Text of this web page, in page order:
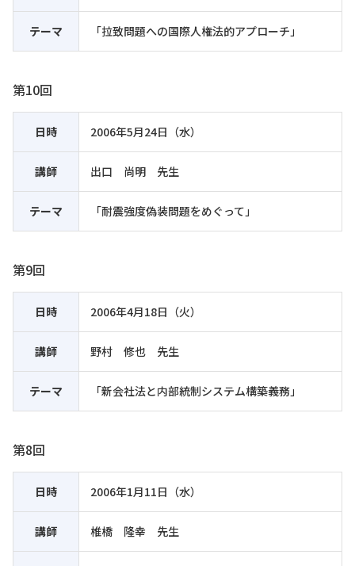
テーマ 「拉致問題への国際人権法的アプローチ」
第10回
日時 2006年5月24日（水）
講師 出口 尚明 先生
テーマ 「耐震強度偽装問題をめぐって」
第9回
日時 2006年4月18日（火）
講師 野村 修也 先生
テーマ 「新会社法と内部統制システム構築義務」
第8回
日時 2006年1月11日（水）
講師 椎橋 隆幸 先生